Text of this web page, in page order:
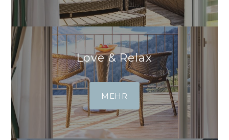
Love & Relax
MEHR